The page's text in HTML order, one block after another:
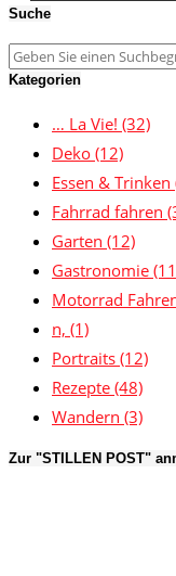
Suche
Kategorien
… La Vie! (32)
Deko (12)
Essen & Trinken
Fahrrad fahren
Garten (12)
Gastronomie
Motorrad
n, (1)
Portraits (12)
Rezepte (48)
Wandern (3)
Zur "STILLEN POST"